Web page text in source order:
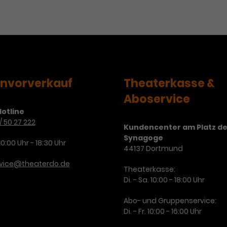
50 27 222
Uhr - 18:30 Uhr
Theaterkasse &
Aboservice
Kundencenter am Platz
Synagoge
44137 Dortmund
Theaterkasse:
Di. - Sa. 10:00 - 18:00 Uhr
Abo- und Gruppenservice:
Di. - Fr. 10:00 - 16:00 Uhr